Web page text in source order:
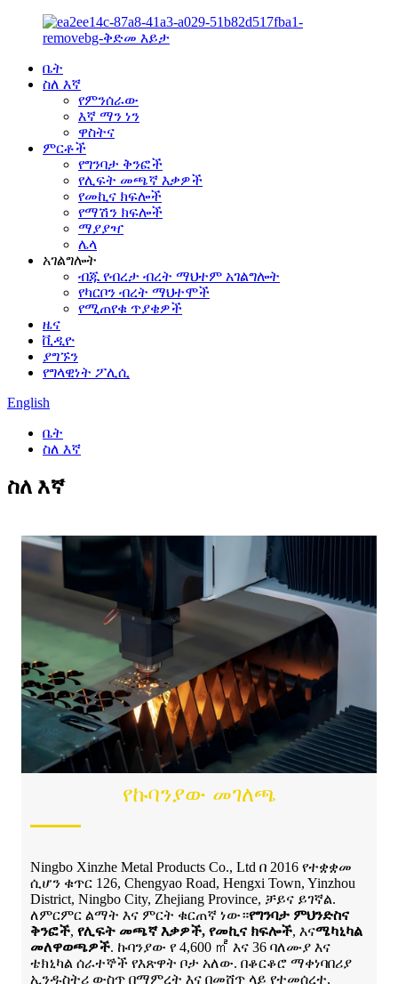
ቤት
ስለ እኛ
የምንሰራው
እኛ ማን ነን
ዋስትና
ምርቶች
የግንባታ ቅንፎች
የሊፍት መጫኛ እቃዎች
የመኪና ክፍሎች
የማሽን ክፍሎች
ማያያዣ
ሌላ
አገልግሎት
ብጁ የብረታ ብረት ማህተም አገልግሎት
የካርቦን ብረት ማህተሞች
የሚጠየቁ ጥያቄዎች
ዜና
ቪዲዮ
ያግኙን
የግላዊነት ፖሊሲ
English
ቤት
ስለ እኛ
ስለ እኛ
የኩባንያው መገለጫ
Ningbo Xinzhe Metal Products Co., Ltd በ 2016 የተቋቋመ
ሲሆን ቁጥር 126, Chengyao Road, Hengxi Town, Yinzhou
District, Ningbo City, Zhejiang Province, ቻይና ይገኛል.
ለምርምር ልማት እና ምርት ቁርጠኛ ነው።የግንባታ ምህንድስና
ቅንፎች, የሊፍት መጫኛ እቃዎች, የመኪና ክፍሎች, እናሜካኒካል
መለዋወጫዎች. ኩባንያው የ 4,600 ㎡ እና 36 ባለሙያ እና
ቴክኒካል ሰራተኞች የእጽዋት ቦታ አለው. በቆርቆሮ ማቀነባበሪያ
ኢንዱስትሪ ውስጥ በማምረት እና በመሸጥ ላይ የተመሰረተ,